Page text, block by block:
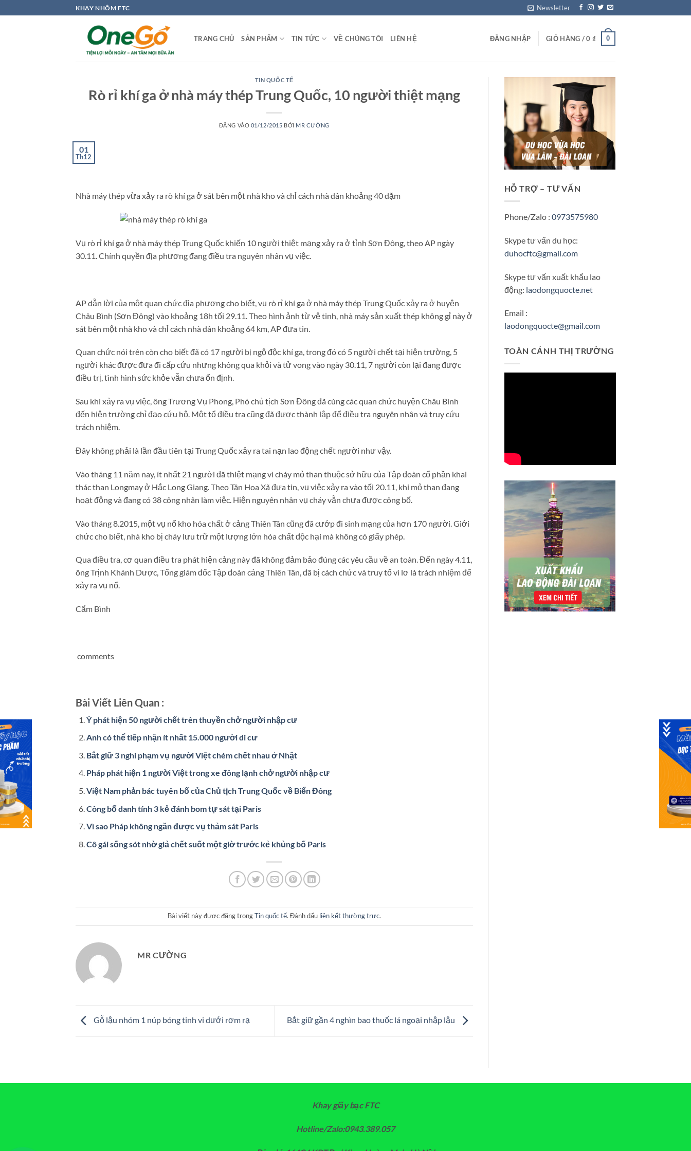
qua
KHAY NHÔM FTC Newsletter
TRANG CHỦ SẢN PHẨM TIN TỨC VỀ CHÚNG TÔI LIÊN HỆ ĐĂNG NHẬP GIỎ HÀNG /0 ₫ 0
TIN QUỐC TẾ
Rò rỉ khí ga ở nhà máy thép Trung Quốc, 10 người thiệt mạng
ĐĂNG VÀO 01/12/2015 BỞI MR CƯỜNG
01
Th12
Nhà máy thép vừa xảy ra rò khí ga ở sát bên một nhà kho và chỉ cách nhà dân khoảng 40 dặm
Vụ rò rỉ khí ga ở nhà máy thép Trung Quốc khiến 10 người thiệt mạng xảy ra ở tỉnh Sơn Đông, theo AP ngày
30.11. Chính quyền địa phương đang điều tra nguyên nhân vụ việc.
AP dẫn lời của một quan chức địa phương cho biết, vụ rò rỉ khí ga ở nhà máy thép Trung Quốc xảy ra ở huyện
Châu Bình (Sơn Đông) vào khoảng 18h tối 29.11. Theo hình ảnh từ vệ tinh, nhà máy sản xuất thép không gỉ này ở
sát bên một nhà kho và chỉ cách nhà dân khoảng 64 km, AP đưa tin.
Quan chức nói trên còn cho biết đã có 17 người bị ngộ độc khí ga, trong đó có 5 người chết tại hiện trường, 5
người khác được đưa đi cấp cứu nhưng không qua khỏi và tử vong vào ngày 30.11, 7 người còn lại đang được
điều trị, tình hình sức khỏe vẫn chưa ổn định.
Sau khi xảy ra vụ việc, ông Trương Vụ Phong, Phó chủ tịch Sơn Đông đã cùng các quan chức huyện Châu Bình
đến hiện trường chỉ đạo cứu hộ. Một tổ điều tra cũng đã được thành lập để điều tra nguyên nhân và truy cứu
trách nhiệm.
Đây không phải là lần đầu tiên tại Trung Quốc xảy ra tai nạn lao động chết người như vậy.
Vào tháng 11 năm nay, ít nhất 21 người đã thiệt mạng vì cháy mỏ than thuộc sở hữu của Tập đoàn cổ phần khai
thác than Longmay ở Hắc Long Giang. Theo Tân Hoa Xã đưa tin, vụ việc xảy ra vào tối 20.11, khi mỏ than đang
hoạt động và đang có 38 công nhân làm việc. Hiện nguyên nhân vụ cháy vẫn chưa được công bố.
Vào tháng 8.2015, một vụ nổ kho hóa chất ở cảng Thiên Tân cũng đã cướp đi sinh mạng của hơn 170 người. Giới
chức cho biết, nhà kho bị cháy lưu trữ một lượng lớn hóa chất độc hại mà không có giấy phép.
Qua điều tra, cơ quan điều tra phát hiện cảng này đã không đảm bảo đúng các yêu cầu về an toàn. Đến ngày 4.11,
ông Trịnh Khánh Dược, Tổng giám đốc Tập đoàn cảng Thiên Tân, đã bị cách chức và truy tố vì lơ là trách nhiệm để
xảy ra vụ nổ.
Cẩm Bình
comments
Bài Viết Liên Quan :
Ý phát hiện 50 người chết trên thuyền chở người nhập cư
Anh có thể tiếp nhận ít nhất 15.000 người di cư
Bắt giữ 3 nghi phạm vụ người Việt chém chết nhau ở Nhật
Pháp phát hiện 1 người Việt trong xe đông lạnh chở người nhập cư
Việt Nam phản bác tuyên bố của Chủ tịch Trung Quốc về Biển Đông
Công bố danh tính 3 kẻ đánh bom tự sát tại Paris
Vì sao Pháp không ngăn được vụ thảm sát Paris
Cô gái sống sót nhờ giả chết suốt một giờ trước kẻ khủng bố Paris
Bài viết này được đăng trongTin quốc tế. Đánh dấu liên kết thường trực.
MR CƯỜNG
Gỗ lậu nhóm 1 núp bóng tinh vi dưới rơm rạ Bắt giữ gần 4 nghìn bao thuốc lá ngoại nhập lậu
HỖ TRỢ – TƯ VẤN
Phone/Zalo : 0973575980
Skype tư vấn du học:
duhocftc@gmail.com
Skype tư vấn xuất khẩu lao
động: laodongquocte.net
Email :
laodongquocte@gmail.com
TOÀN CẢNH THỊ TRƯỜNG
Khay giấy bạc FTC
Hotline/Zalo:0943.389.057